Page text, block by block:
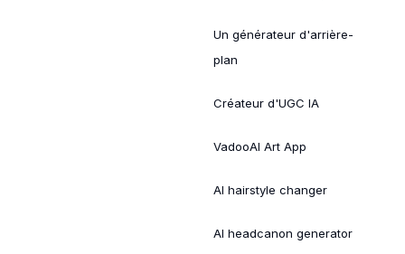
Un générateur d'arrière-
plan
Créateur d'UGC IA
VadooAI Art App
AI hairstyle changer
AI headcanon generator